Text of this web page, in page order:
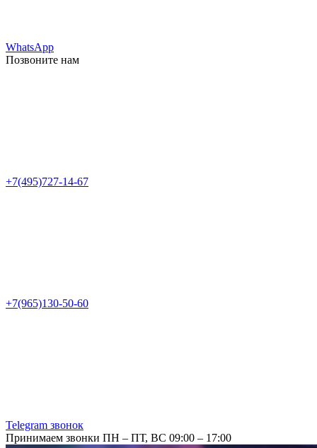
WhatsApp
Позвоните нам
+7(495)727-14-67
+7(965)130-50-60
Telegram звонок
Принимаем звонки ПН – ПТ, ВС 09:00 – 17:00